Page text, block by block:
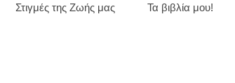
Στιγμές της Ζωής μας Τα βιβλία μου!